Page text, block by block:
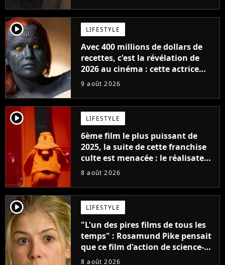
player2 LIFESTYLE
Avec 400 millions de dollars de
recettes, c'est la révélation de
2026 au cinéma : cette actrice
adorée prête à remplacer
9 août 2026
player2 LIFESTYLE
6ème film le plus puissant de
2025, la suite de cette franchise
culte est menacée : le réalisateur
claque la porte pour "différends
8 août 2026
player2 LIFESTYLE
"L'un des pires films de tous les
temps" : Rosamund Pike pensait
que ce film d'action de science-
fiction avec Dwayne Johnson
8 août 2026